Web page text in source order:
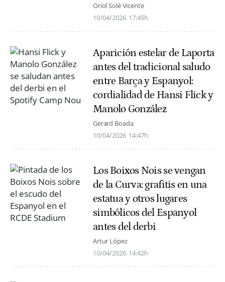
Oriol Solé Vicente
10/04/2026 17:45h
Aparición estelar de Laporta
antes del tradicional saludo
entre Barça y Espanyol:
cordialidad de Hansi Flick y
Manolo González
Gerard Boada
10/04/2026 14:47h
Los Boixos Nois se vengan
de la Curva: grafitis en una
estatua y otros lugares
simbólicos del Espanyol
antes del derbi
Artur López
10/04/2026 14:42h